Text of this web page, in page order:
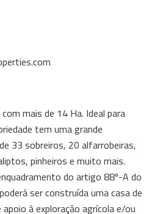
mais de 14 Ha. Ideal para
tem uma grande
33 sobreiros, 20 alfarrobeiras,
pinheiros e muito mais.
do artigo 88º-A do
ser construída uma casa de
à exploração agrícola e/ou